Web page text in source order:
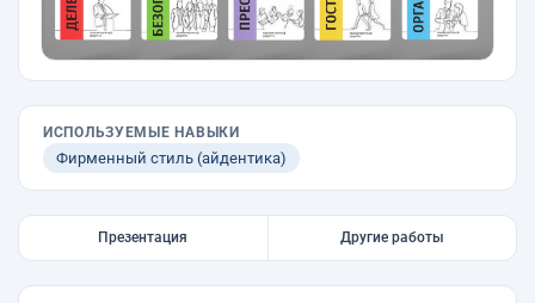
ИСПОЛЬЗУЕМЫЕ НАВЫКИ
Фирменный стиль (айдентика)
Презентация Другие работы